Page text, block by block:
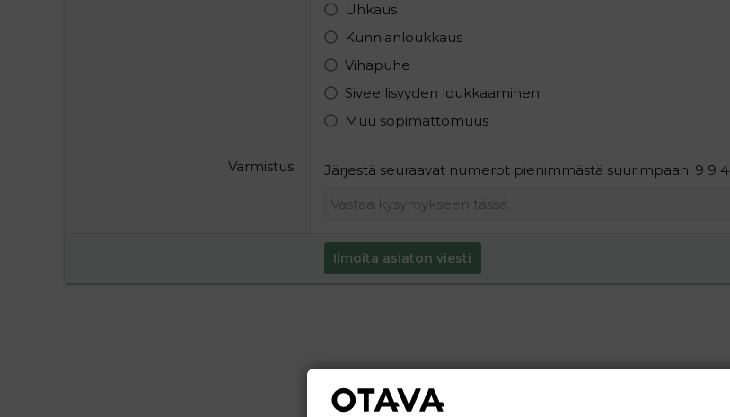
Uhkaus
Kunnianloukkaus
Vihapuhe
Siveellisyyden loukkaaminen
Muu sopimattomuus
Varmistus Järjestä seuraavat numerot pienimmästä suurimpaan: 9 9 4
Ilmoita asiaton viesti